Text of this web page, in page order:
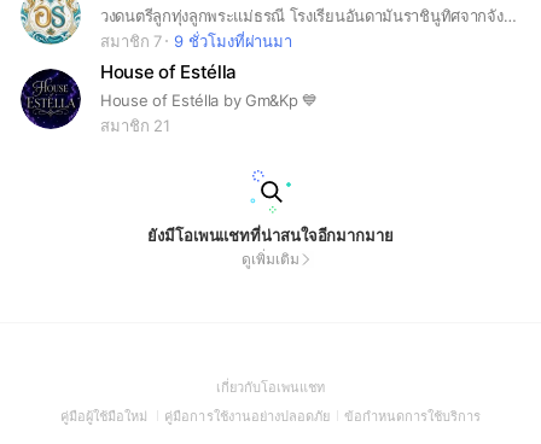
วงดนตรีลูกทุ่งลูกพระแม่ธรณี โรงเรียนอันดามันราชินูทิศจากจังหวัดภูเก็ต
สมาชิก 7
9 ชั่วโมงที่ผ่านมา
House of Estélla
House of Estélla by Gm&Kp 💙
สมาชิก 21
ยังมีโอเพนแชทที่น่าสนใจอีกมากมาย
ดูเพิ่มเติม
เกี่ยวกับโอเพนแชท(Open
in
คู่มือผู้ใช้มือใหม่
(Open
คู่มือการใช้งานอย่างปลอดภัย(Open
ข้อกำหนดการใช้บริการ(Open